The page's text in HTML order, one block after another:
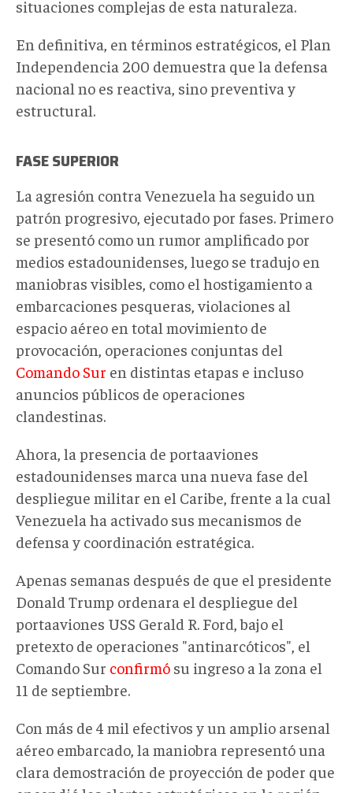
situaciones complejas de esta naturaleza.
En definitiva, en términos estratégicos, el Plan
Independencia 200 demuestra que la defensa
nacional no es reactiva, sino preventiva y
estructural.
FASE SUPERIOR
La agresión contra Venezuela ha seguido un
patrón progresivo, ejecutado por fases. Primero
se presentó como un rumor amplificado por
medios estadounidenses, luego se tradujo en
maniobras visibles , como el hostigamiento a
embarcaciones pesqueras, violaciones al
espacio aéreo en total movimiento de
provocación, operaciones conjuntas del
Comando Sur en distintas etapas e incluso
anuncios públicos de operaciones
clandestinas.
Ahora, la presencia de portaaviones
estadounidenses marca una nueva fase del
despliegue militar en el Caribe, frente a la cual
Venezuela ha activado sus mecanismos de
defensa y coordinación estratégica.
Apenas semanas después de que el presidente
Donald Trump ordenara el despliegue del
portaaviones USS Gerald R. Ford, bajo el
pretexto de operaciones "antinarcóticos", el
Comando Sur confirmó su ingreso a la zona el
11 de septiembre.
Con más de 4 mil efectivos y un amplio arsenal
aéreo embarcado, la maniobra representó una
clara demostración de proyección de poder que